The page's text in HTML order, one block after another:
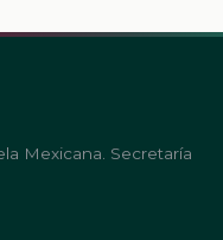
Mexicana. Secretaría